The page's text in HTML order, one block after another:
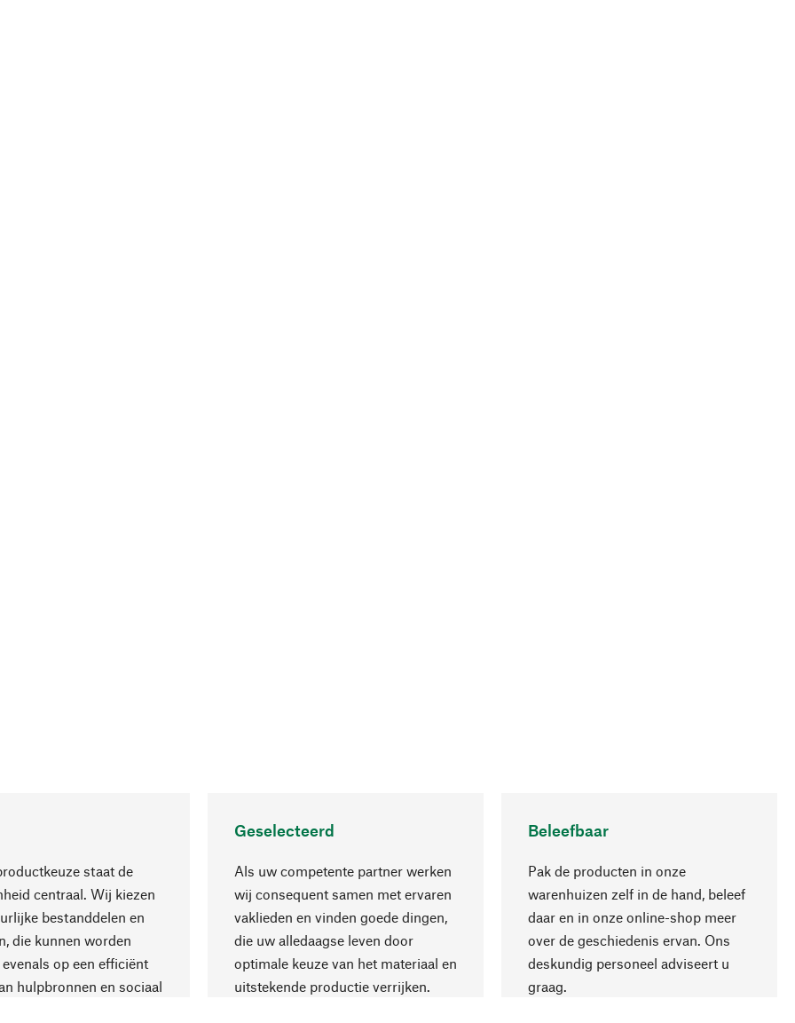
staat de
centraal. Wij kiezen
bestanddelen en
die kunnen worden
op een efficiënt
hulpbronnen en sociaal
Geselecteerd
Als uw competente partner werken
wij consequent samen met ervaren
vaklieden en vinden goede dingen,
die uw alledaagse leven door
optimale keuze van het materiaal en
uitstekende productie verrijken.
Beleefbaar
Pak de producten in onze
warenhuizen zelf in de hand, beleef
daar en in onze online-shop meer
over de geschiedenis ervan. Ons
deskundig personeel adviseert u
graag.
Naar boven